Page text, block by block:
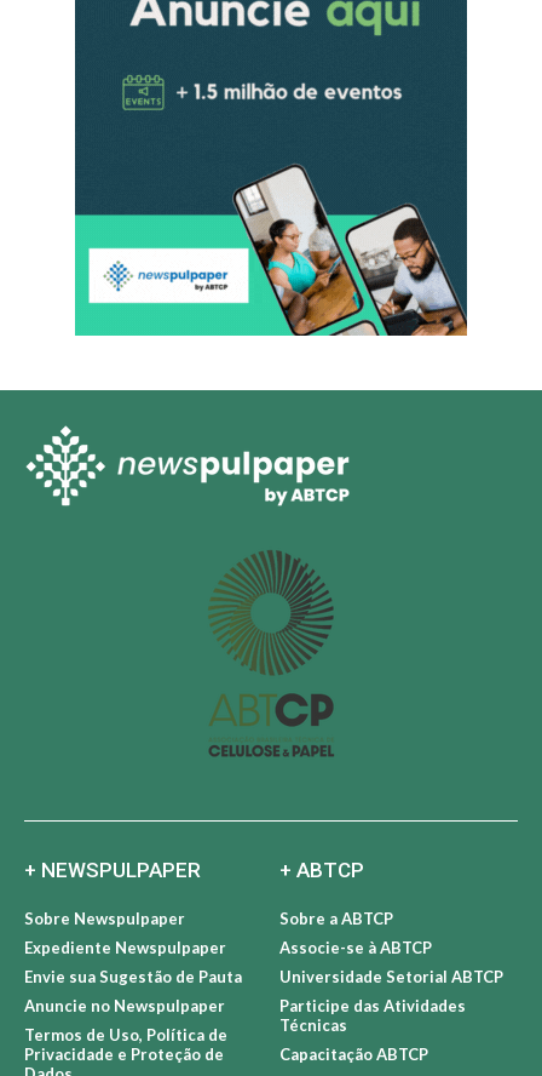
+ NEWSPULPAPER
Sobre Newspulpaper
Expediente Newspulpaper
Envie sua Sugestão de Pauta
Anuncie no Newspulpaper
Termos de Uso, Política de
Privacidade e Proteção de
+ ABTCP
Sobre a ABTCP
Associe-se à ABTCP
Universidade Setorial ABTCP
Participe das Atividades
Técnicas
Capacitação ABTCP